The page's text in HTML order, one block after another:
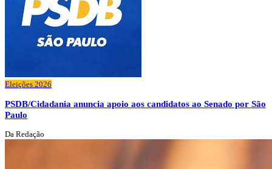
Eleições 2026
PSDB/Cidadania anuncia apoio aos candidatos ao Senado por São
Paulo
Da Redação